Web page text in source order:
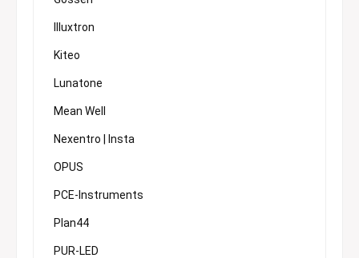
Illuxtron
Kiteo
Lunatone
Mean Well
Nexentro | Insta
OPUS
PCE-Instruments
Plan44
PUR-LED